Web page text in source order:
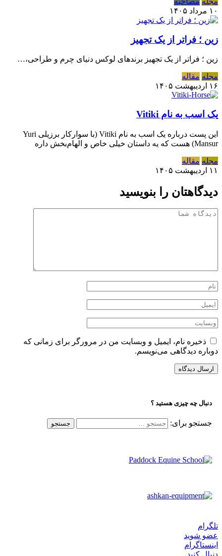
۱۰ مرداد ۱۴۰۵
زین ؛ فراتر از یک تجهیز
زین ؛ فراتر از یک تجهیز برندهای لوکس دنیای چرم و طراحی،…
مجله مقاله
۱۶ اردیبهشت ۱۴۰۵
یک اسب به نام Vitiki
این پست درباره یک اسب به نام Vitiki (با سوارکار برزیلی Yuri
Mansur) هست که یه داستان خیلی خاص و الهام‌بخش داره
مجله مقاله
۱۱ اردیبهشت ۱۴۰۵
دیدگاهتان را بنویسید
ذخیره نام، ایمیل و وبسایت من در مرورگر برای زمانی که
دوباره دیدگاهی می‌نویسم.
دنبال چه چیزی هستید ؟
جستجو برای:
تلگرام
عضو شوید
اینستاگرام
دنبال کنید